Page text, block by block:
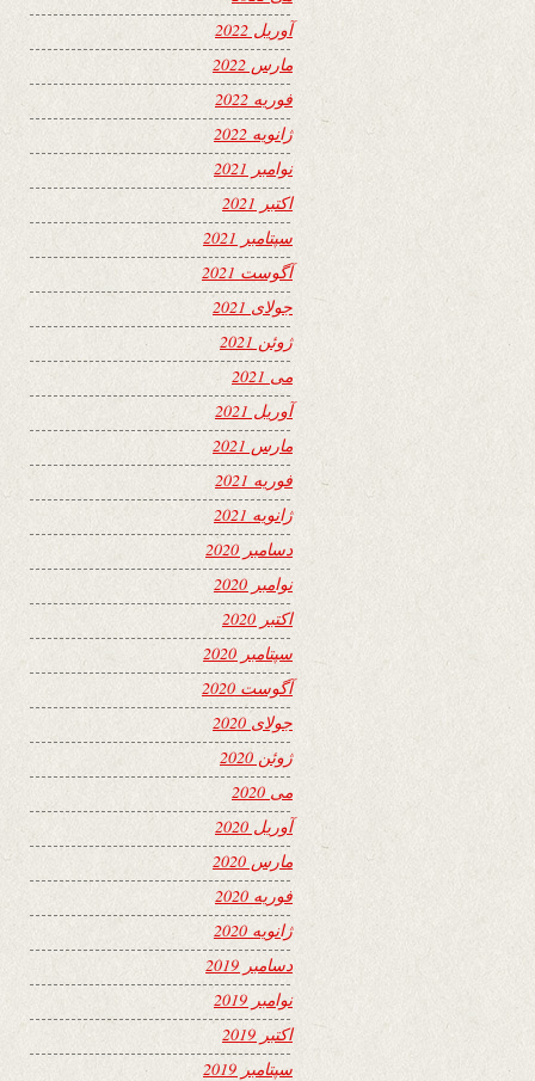
آوریل 2022
مارس 2022
فوریه 2022
ژانویه 2022
نوامبر 2021
اکتبر 2021
سپتامبر 2021
آگوست 2021
جولای 2021
ژوئن 2021
می 2021
آوریل 2021
مارس 2021
فوریه 2021
ژانویه 2021
دسامبر 2020
نوامبر 2020
اکتبر 2020
سپتامبر 2020
آگوست 2020
جولای 2020
ژوئن 2020
می 2020
آوریل 2020
مارس 2020
فوریه 2020
ژانویه 2020
دسامبر 2019
نوامبر 2019
اکتبر 2019
سپتامبر 2019